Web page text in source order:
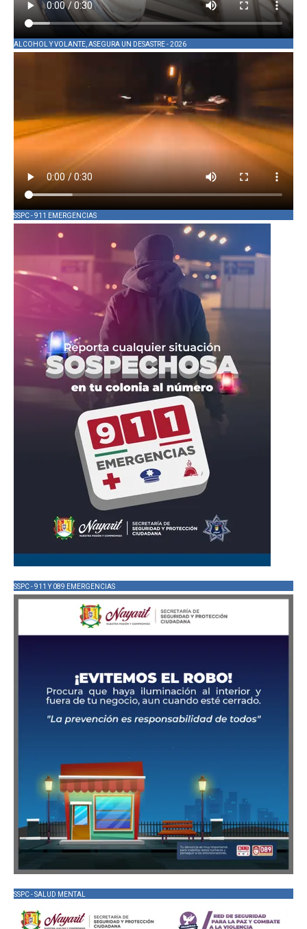
ALCOHOL Y VOLANTE, ASEGURA UN DESASTRE - 2026
SSPC - 911 EMERGENCIAS
SSPC - 911 Y 089 EMERGENCIAS
SSPC - SALUD MENTAL